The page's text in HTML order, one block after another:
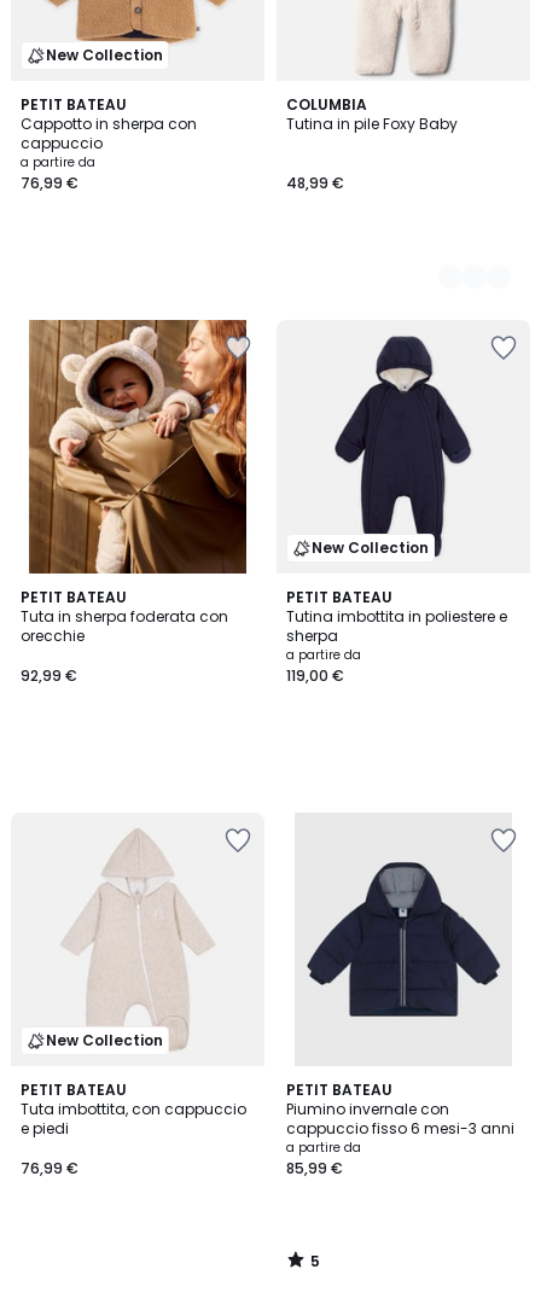
New Collection
PETIT BATEAU
Cappotto in sherpa con
cappuccio
a partire da
76,99 €
COLUMBIA
Tutina in pile Foxy Baby
48,99 €
2
Colori
PETIT BATEAU
Tuta in sherpa foderata con
orecchie
92,99 €
New Collection
PETIT BATEAU
Tutina imbottita in poliestere e
sherpa
a partire da
119,00 €
New Collection
PETIT BATEAU
Tuta imbottita, con cappuccio
e piedi
76,99 €
PETIT BATEAU
Piumino invernale con
cappuccio fisso 6 mesi-3 anni
a partire da
85,99 €
5
/
5
5
/